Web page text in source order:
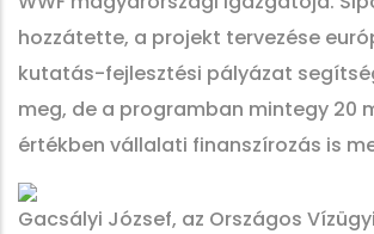
hozzátette, a projekt tervezése
kutatás-fejlesztési pályázat
meg, de a programban mintegy 20
értékben vállalati finanszírozás is
Gacsályi József, az Országos Vízügyi